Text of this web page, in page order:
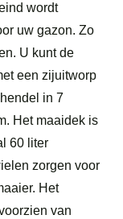
wordt
uw gazon. Zo
U kunt de
een zijuitworp
in 7
Het maaidek is
60 liter
zorgen voor
Het
van